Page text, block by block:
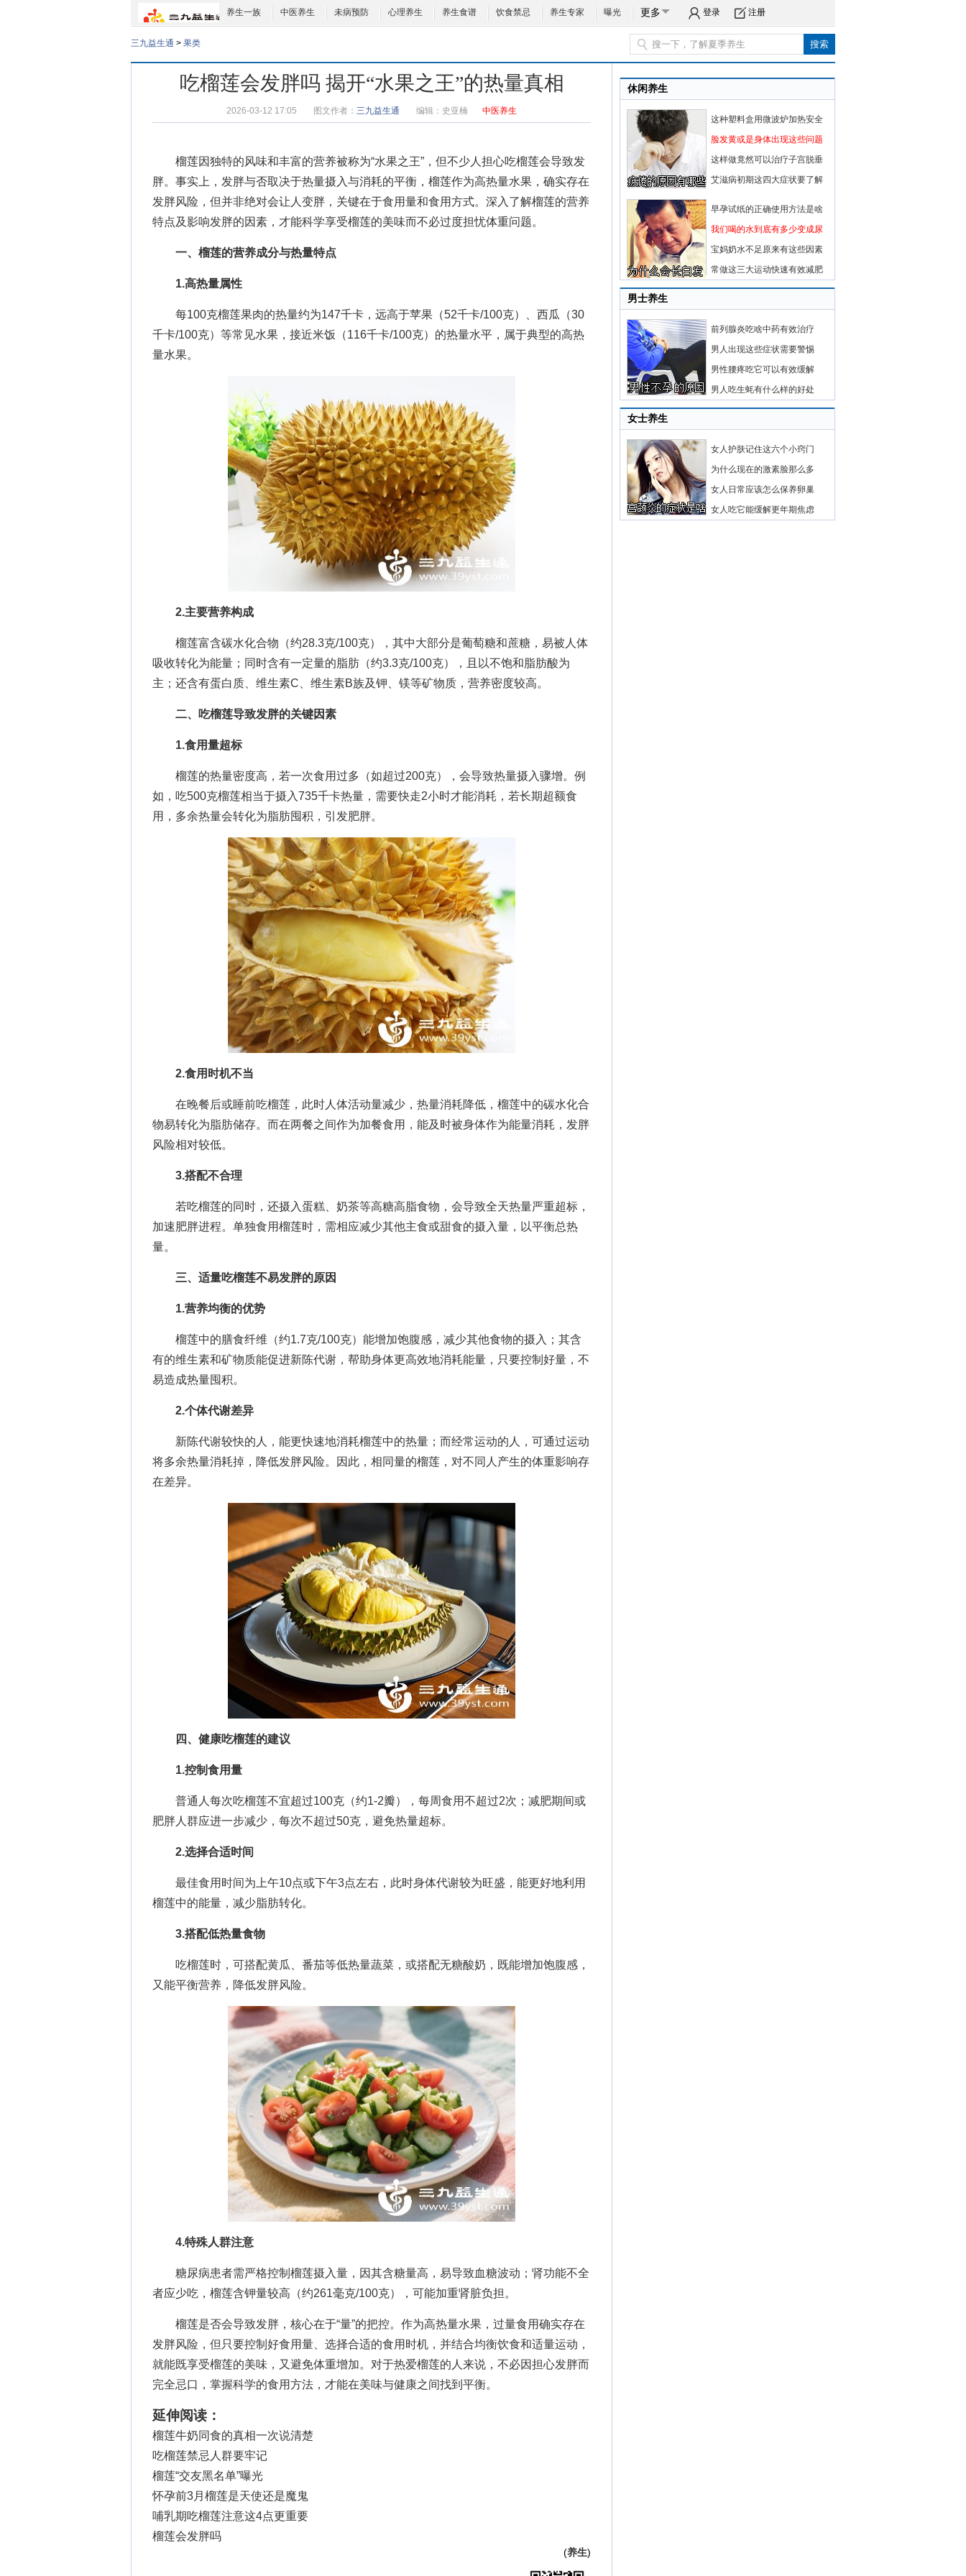
养生一族 中医养生 未病预防 心理养生 养生食谱 饮食禁忌 养生专家 曝光 更多 登录 注册
三九益生通 > 果类
吃榴莲会发胖吗 揭开“水果之王”的热量真相
2026-03-12 17:05 图文作者： 三九益生通 编辑： 史亚楠 中医养生
榴莲因独特的风味和丰富的营养被称为“水果之王”，但不少人担心吃榴莲会导致发
胖。事实上，发胖与否取决于热量摄入与消耗的平衡，榴莲作为高热量水果，确实存在
发胖风险，但并非绝对会让人变胖，关键在于食用量和食用方式。深入了解榴莲的营养
特点及影响发胖的因素，才能科学享受榴莲的美味而不必过度担忧体重问题。
一、榴莲的营养成分与热量特点
1.高热量属性
每100克榴莲果肉的热量约为147千卡，远高于苹果（52千卡/100克）、西瓜（30
千卡/100克）等常见水果，接近米饭（116千卡/100克）的热量水平，属于典型的高热
量水果。
2.主要营养构成
榴莲富含碳水化合物（约28.3克/100克），其中大部分是葡萄糖和蔗糖，易被人体
吸收转化为能量；同时含有一定量的脂肪（约3.3克/100克），且以不饱和脂肪酸为
主；还含有蛋白质、维生素C、维生素B族及钾、镁等矿物质，营养密度较高。
二、吃榴莲导致发胖的关键因素
1.食用量超标
榴莲的热量密度高，若一次食用过多（如超过200克），会导致热量摄入骤增。例
如，吃500克榴莲相当于摄入735千卡热量，需要快走2小时才能消耗，若长期超额食
用，多余热量会转化为脂肪囤积，引发肥胖。
2.食用时机不当
在晚餐后或睡前吃榴莲，此时人体活动量减少，热量消耗降低，榴莲中的碳水化合
物易转化为脂肪储存。而在两餐之间作为加餐食用，能及时被身体作为能量消耗，发胖
风险相对较低。
3.搭配不合理
若吃榴莲的同时，还摄入蛋糕、奶茶等高糖高脂食物，会导致全天热量严重超标，
加速肥胖进程。单独食用榴莲时，需相应减少其他主食或甜食的摄入量，以平衡总热
量。
三、适量吃榴莲不易发胖的原因
1.营养均衡的优势
榴莲中的膳食纤维（约1.7克/100克）能增加饱腹感，减少其他食物的摄入；其含
有的维生素和矿物质能促进新陈代谢，帮助身体更高效地消耗能量，只要控制好量，不
易造成热量囤积。
2.个体代谢差异
新陈代谢较快的人，能更快速地消耗榴莲中的热量；而经常运动的人，可通过运动
将多余热量消耗掉，降低发胖风险。因此，相同量的榴莲，对不同人产生的体重影响存
在差异。
四、健康吃榴莲的建议
1.控制食用量
普通人每次吃榴莲不宜超过100克（约1-2瓣），每周食用不超过2次；减肥期间或
肥胖人群应进一步减少，每次不超过50克，避免热量超标。
2.选择合适时间
最佳食用时间为上午10点或下午3点左右，此时身体代谢较为旺盛，能更好地利用
榴莲中的能量，减少脂肪转化。
3.搭配低热量食物
吃榴莲时，可搭配黄瓜、番茄等低热量蔬菜，或搭配无糖酸奶，既能增加饱腹感，
又能平衡营养，降低发胖风险。
4.特殊人群注意
糖尿病患者需严格控制榴莲摄入量，因其含糖量高，易导致血糖波动；肾功能不全
者应少吃，榴莲含钾量较高（约261毫克/100克），可能加重肾脏负担。
榴莲是否会导致发胖，核心在于“量”的把控。作为高热量水果，过量食用确实存在
发胖风险，但只要控制好食用量、选择合适的食用时机，并结合均衡饮食和适量运动，
就能既享受榴莲的美味，又避免体重增加。对于热爱榴莲的人来说，不必因担心发胖而
完全忌口，掌握科学的食用方法，才能在美味与健康之间找到平衡。
延伸阅读：
榴莲牛奶同食的真相一次说清楚
吃榴莲禁忌人群要牢记
榴莲“交友黑名单”曝光
怀孕前3月榴莲是天使还是魔鬼
哺乳期吃榴莲注意这4点更重要
榴莲会发胖吗
(养生)
休闲养生
这种塑料盒用微波炉加热安全
脸发黄或是身体出现这些问题
这样做竟然可以治疗子宫脱垂
艾滋病初期这四大症状要了解
早孕试纸的正确使用方法是啥
我们喝的水到底有多少变成尿
宝妈奶水不足原来有这些因素
常做这三大运动快速有效减肥
男士养生
前列腺炎吃啥中药有效治疗
男人出现这些症状需要警惕
男性腰疼吃它可以有效缓解
男人吃生蚝有什么样的好处
女士养生
女人护肤记住这六个小窍门
为什么现在的激素脸那么多
女人日常应该怎么保养卵巢
女人吃它能缓解更年期焦虑